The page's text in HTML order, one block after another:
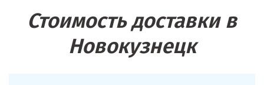
Стоимость доставки в
Новокузнецк